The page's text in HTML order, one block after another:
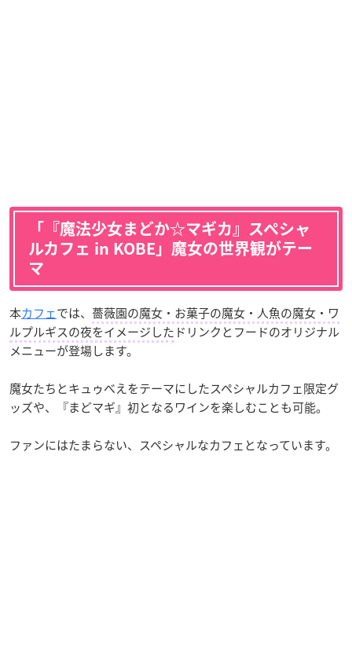
「『魔法少女まどか☆マギカ』スペシャ
ルカフェ in KOBE」魔女の世界観がテー
マ
本カフェでは、 薔薇園の魔女・お菓子の魔女・人魚の魔女・ワ
ルプルギスの夜をイメージした ドリンクとフードのオリジナル
メニューが登場します。
魔女たちとキュゥべえをテーマにしたスペシャルカフェ限定グ
ッズや、『まどマギ』初となるワインを楽しむことも可能。
ファンにはたまらない、スペシャルなカフェとなっています。